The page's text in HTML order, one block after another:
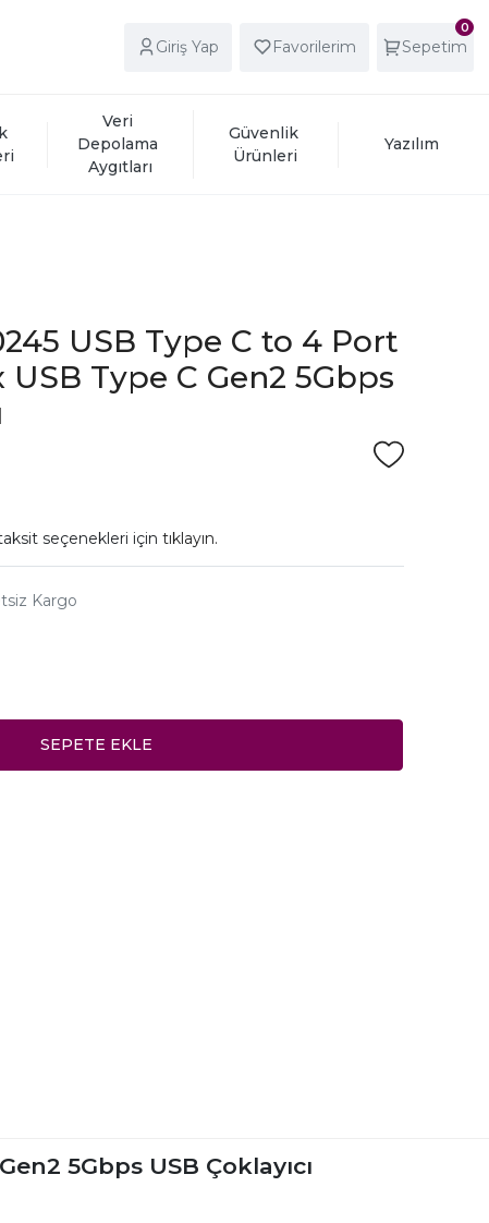
Giriş Yap Favorilerim
0
Sepetim
Veri
Depolama
Aygıtları
Güvenlik
Ürünleri
Yazılım
USB Type C to 4 Port
USB Type C Gen2 5Gbps
seçenekleri için tıklayın.
Kargo
SEPETE EKLE
5Gbps USB Çoklayıcı